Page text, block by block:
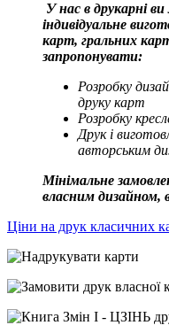
У нас в друкарні
індивідуальне
карт, гральних
запропонувати:
Розробку
друку карт
Розробку
Друк і
авторським
Мінімальне
власним дизайном,
Ціни на друк класичних